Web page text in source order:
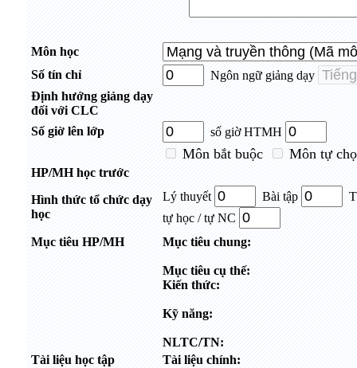
Môn học
Số tín chỉ
Ngôn ngữ giảng dạy
Định hướng giảng dạy
đối với CLC
Số giờ lên lớp
số giờ HTMH
Môn bắt buộc Môn tự
HP/MH học trước
Hình thức tổ chức dạy
học
Lý thuyết Bài tập
tự học / tự NC
Mục tiêu HP/MH
Mục tiêu chung:
Mục tiêu cụ thế:
Kiến thức:
Kỹ năng:
NLTC/TN:
Tài liệu học tập
Tài liệu chính: